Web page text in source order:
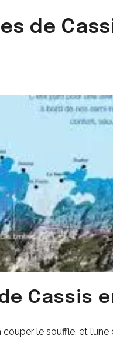
de
Cassis
le souffle, et